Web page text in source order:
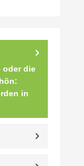
oder die
in